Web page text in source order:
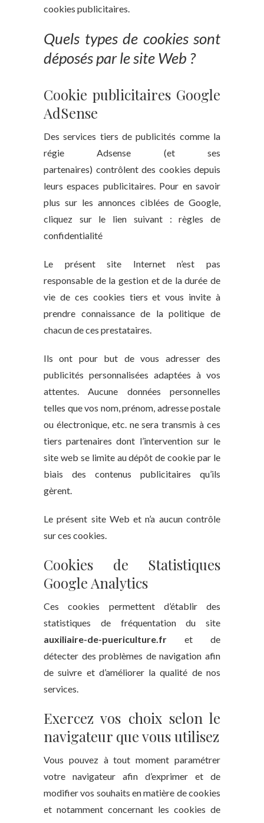
cookies publicitaires.
Quels types de cookies sont
déposés par le site Web ?
Cookie publicitaires Google
AdSense
Des services tiers de publicités comme la
régie Adsense (et ses
partenaires) contrôlent des cookies depuis
leurs espaces publicitaires. Pour en savoir
plus sur les annonces ciblées de Google,
cliquez sur le lien suivant : règles de
confidentialité
Le présent site Internet n’est pas
responsable de la gestion et de la durée de
vie de ces cookies tiers et vous invite à
prendre connaissance de la politique de
chacun de ces prestataires.
Ils ont pour but de vous adresser des
publicités personnalisées adaptées à vos
attentes. Aucune données personnelles
telles que vos nom, prénom, adresse postale
ou électronique, etc. ne sera transmis à ces
tiers partenaires dont l’intervention sur le
site web se limite au dépôt de cookie par le
biais des contenus publicitaires qu’ils
gèrent.
Le présent site Web et n’a aucun contrôle
sur ces cookies.
Cookies de Statistiques
Google Analytics
Ces cookies permettent d’établir des
statistiques de fréquentation du site
auxiliaire-de-puericulture.fr et de
détecter des problèmes de navigation afin
de suivre et d’améliorer la qualité de nos
services.
Exercez vos choix selon le
navigateur que vous utilisez
Vous pouvez à tout moment paramétrer
votre navigateur afin d’exprimer et de
modifier vos souhaits en matière de cookies
et notamment concernant les cookies de